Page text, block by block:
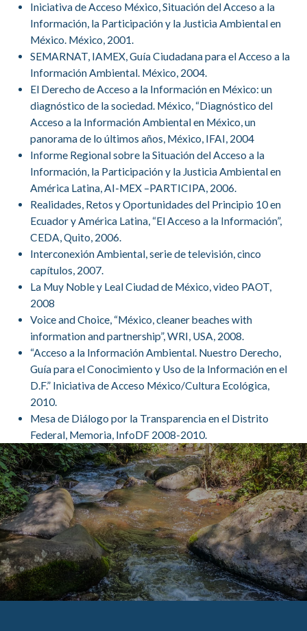
Iniciativa de Acceso México, Situación del Acceso a la
Información, la Participación y la Justicia Ambiental en
México. México, 2001.
SEMARNAT, IAMEX, Guía Ciudadana para el Acceso a la
Información Ambiental. México, 2004.
El Derecho de Acceso a la Información en México: un
diagnóstico de la sociedad. México, “Diagnóstico del
Acceso a la Información Ambiental en México, un
panorama de lo últimos años, México, IFAI, 2004
Informe Regional sobre la Situación del Acceso a la
Información, la Participación y la Justicia Ambiental en
América Latina, AI-MEX –PARTICIPA, 2006.
Realidades, Retos y Oportunidades del Principio 10 en
Ecuador y América Latina, “El Acceso a la Información”,
CEDA, Quito, 2006.
Interconexión Ambiental, serie de televisión, cinco
capítulos, 2007.
La Muy Noble y Leal Ciudad de México, video PAOT,
2008
Voice and Choice, “México, cleaner beaches with
information and partnership”, WRI, USA, 2008.
“Acceso a la Información Ambiental. Nuestro Derecho,
Guía para el Conocimiento y Uso de la Información en el
D.F.” Iniciativa de Acceso México/Cultura Ecológica,
2010.
Mesa de Diálogo por la Transparencia en el Distrito
Federal, Memoria, InfoDF 2008-2010.